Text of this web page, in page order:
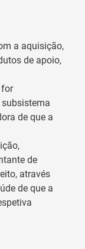
a aquisição,
de apoio,
for
de que a
de
através
de que a